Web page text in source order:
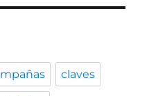
claves